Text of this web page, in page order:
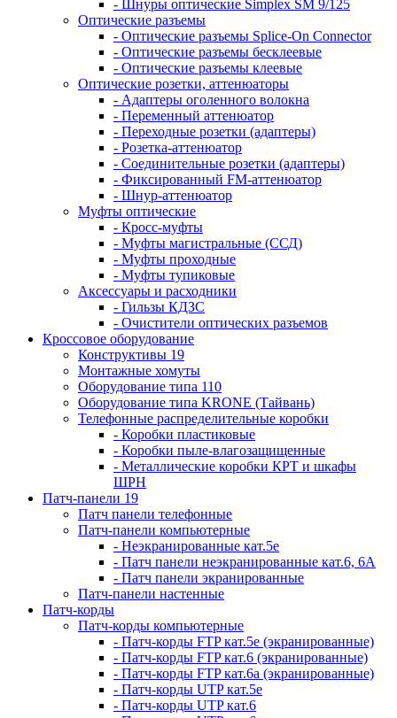
- Шнуры оптические Simplex SM 9/125
Оптические разъемы
- Оптические разъемы Splice-On Connector
- Оптические разъемы бесклеевые
- Оптические разъемы клеевые
Оптические розетки, аттенюаторы
- Адаптеры оголенного волокна
- Переменный аттенюатор
- Переходные розетки (адаптеры)
- Розетка-аттенюатор
- Соединительные розетки (адаптеры)
- Фиксированный FM-аттенюатор
- Шнур-аттенюатор
Муфты оптические
- Кросс-муфты
- Муфты магистральные (ССД)
- Муфты проходные
- Муфты тупиковые
Аксессуары и расходники
- Гильзы КДЗС
- Очистители оптических разъемов
Кроссовое оборудование
Конструктивы 19
Монтажные хомуты
Оборудование типа 110
Оборудование типа KRONE (Тайвань)
Телефонные распределительные коробки
- Коробки пластиковые
- Коробки пыле-влагозащищенные
- Металлические коробки КРТ и шкафы
ШРН
Патч-панели 19
Патч панели телефонные
Патч-панели компьютерные
- Неэкранированные кат.5е
- Патч панели неэкранированные кат.6, 6А
- Патч панели экранированные
Патч-панели настенные
Патч-корды
Патч-корды компьютерные
- Патч-корды FTP кат.5е (экранированные)
- Патч-корды FTP кат.6 (экранированные)
- Патч-корды FTP кат.6а (экранированные)
- Патч-корды UTP кат.5е
- Патч-корды UTP кат.6